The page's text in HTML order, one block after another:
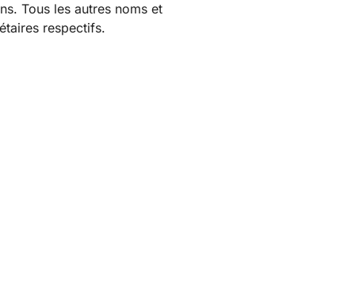
Tous les autres noms et
respectifs.